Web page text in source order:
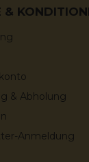
&
& Abholung
Anmeldung